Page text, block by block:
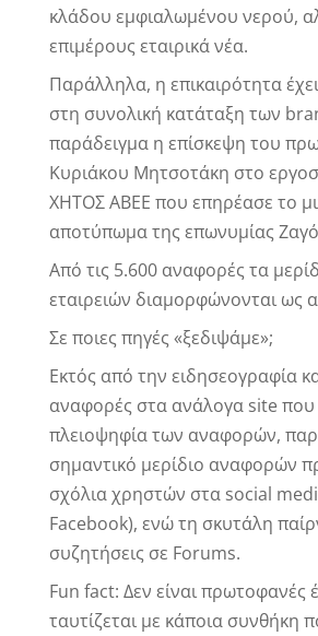
κλάδου εμφιαλωμένου νερού,
επιμέρους εταιρικά νέα.
Παράλληλα, η επικαιρότητα
στη συνολική κατάταξη των
παράδειγμα η επίσκεψη του
Κυριάκου Μητσοτάκη στο
ΧΗΤΟΣ ΑΒΕΕ που επηρέασε το
αποτύπωμα της επωνυμίας
Από τις 5.600 αναφορές τα
εταιρειών διαμορφώνονται ως
Σε ποιες πηγές «ξεδιψάμε»;
Εκτός από την ειδησεογραφία
αναφορές στα ανάλογα site που
πλειοψηφία των αναφορών,
σημαντικό μερίδιο αναφορών
σχόλια χρηστών στα social
Facebook), ενώ τη σκυτάλη
συζητήσεις σε Forums.
Fun fact: Δεν είναι πρωτοφανές
ταυτίζεται με κάποια συνθήκη